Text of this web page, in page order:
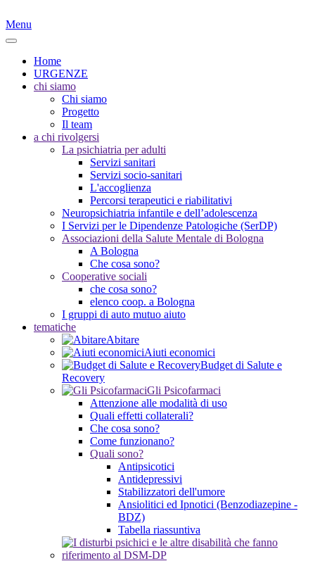
Menu
Home
URGENZE
chi siamo
Chi siamo
Progetto
Il team
a chi rivolgersi
La psichiatria per adulti
Servizi sanitari
Servizi socio-sanitari
L'accoglienza
Percorsi terapeutici e riabilitativi
Neuropsichiatria infantile e dell’adolescenza
I Servizi per le Dipendenze Patologiche (SerDP)
Associazioni della Salute Mentale di Bologna
A Bologna
Che cosa sono?
Cooperative sociali
che cosa sono?
elenco coop. a Bologna
I gruppi di auto mutuo aiuto
tematiche
Abitare
Aiuti economici
Budget di Salute e
Recovery
Gli Psicofarmaci
Attenzione alle modalità di uso
Quali effetti collaterali?
Che cosa sono?
Come funzionano?
Quali sono?
Antipsicotici
Antidepressivi
Stabilizzatori dell'umore
Ansiolitici ed Ipnotici (Benzodiazepine -
BDZ)
Tabella riassuntiva